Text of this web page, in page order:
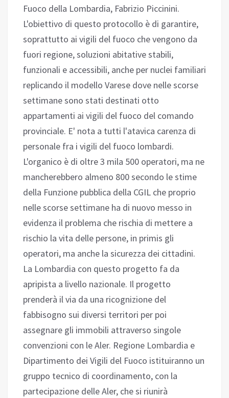
Fuoco della Lombardia, Fabrizio Piccinini.
L'obiettivo di questo protocollo è di garantire,
soprattutto ai vigili del fuoco che vengono da
fuori regione, soluzioni abitative stabili,
funzionali e accessibili, anche per nuclei familiari
replicando il modello Varese dove nelle scorse
settimane sono stati destinati otto
appartamenti ai vigili del fuoco del comando
provinciale. E' nota a tutti l'atavica carenza di
personale fra i vigili del fuoco lombardi.
L'organico è di oltre 3 mila 500 operatori, ma ne
mancherebbero almeno 800 secondo le stime
della Funzione pubblica della CGIL che proprio
nelle scorse settimane ha di nuovo messo in
evidenza il problema che rischia di mettere a
rischio la vita delle persone, in primis gli
operatori, ma anche la sicurezza dei cittadini.
La Lombardia con questo progetto fa da
apripista a livello nazionale. Il progetto
prenderà il via da una ricognizione del
fabbisogno sui diversi territori per poi
assegnare gli immobili attraverso singole
convenzioni con le Aler. Regione Lombardia e
Dipartimento dei Vigili del Fuoco istituiranno un
gruppo tecnico di coordinamento, con la
partecipazione delle Aler, che si riunirà